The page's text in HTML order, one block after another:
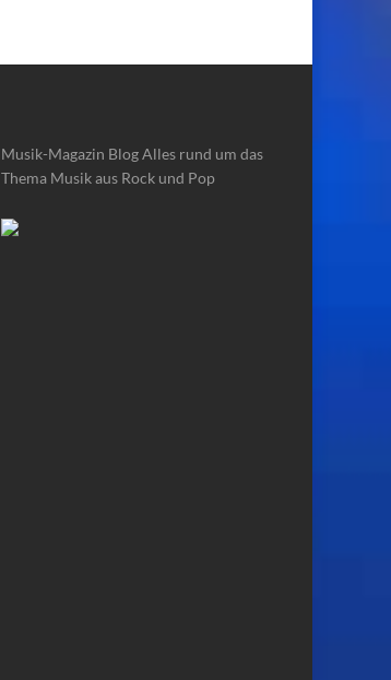
Musik-Magazin BlogAlles rund um das
Thema Musik aus Rock und Pop